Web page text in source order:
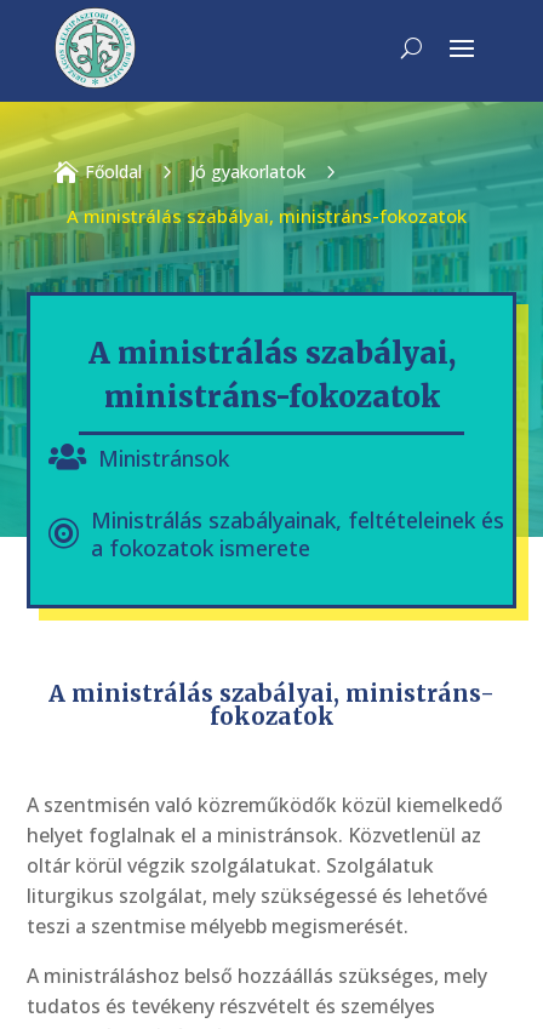
 Főoldal 5 Jó gyakorlatok
5
A ministrálás szabályai, ministráns-fokozatok
A ministrálás szabályai,
ministráns-fokozatok
Ministránsok
Ministrálás szabályainak, feltételeinek és
a fokozatok ismerete
A ministrálás szabályai, ministráns-
fokozatok
A szentmisén való közreműködők közül kiemelkedő
helyet foglalnak el a ministránsok. Közvetlenül az
oltár körül végzik szolgálatukat. Szolgálatuk
liturgikus szolgálat, mely szükségessé és lehetővé
teszi a szentmise mélyebb megismerését.
A ministráláshoz belső hozzáállás szükséges, mely
tudatos és tevékeny részvételt és személyes